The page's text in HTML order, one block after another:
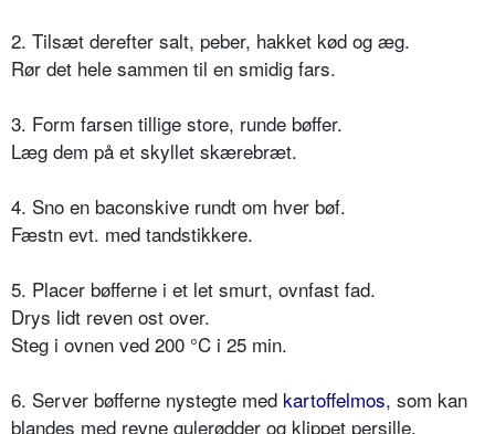
2. Tilsæt derefter salt, peber, hakket kød og æg.
Rør det hele sammen til en smidig fars.
3. Form farsen tillige store, runde bøffer.
Læg dem på et skyllet skærebræt.
4. Sno en baconskive rundt om hver bøf.
Fæstn evt. med tandstikkere.
5. Placer bøfferne i et let smurt, ovnfast fad.
Drys lidt reven ost over.
Steg i ovnen ved 200 °C i 25 min.
6. Server bøfferne nystegte med kartoffelmos, som kan
blandes med revne gulerødder og klippet persille.